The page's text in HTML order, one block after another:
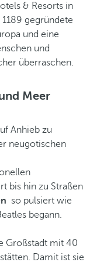
& Resorts in
gegründete
und eine
und
überraschen.
Meer
Anhieb zu
neugotischen
bis hin zu Straßen
so pulsiert wie
begann.
Großstadt mit 40
Damit ist sie